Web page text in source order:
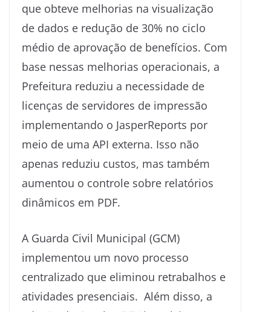
que obteve melhorias na visualização
de dados e redução de 30% no ciclo
médio de aprovação de benefícios. Com
base nessas melhorias operacionais, a
Prefeitura reduziu a necessidade de
licenças de servidores de impressão
implementando o JasperReports por
meio de uma API externa. Isso não
apenas reduziu custos, mas também
aumentou o controle sobre relatórios
dinâmicos em PDF.
A Guarda Civil Municipal (GCM)
implementou um novo processo
centralizado que eliminou retrabalhos e
atividades presenciais. Além disso, a